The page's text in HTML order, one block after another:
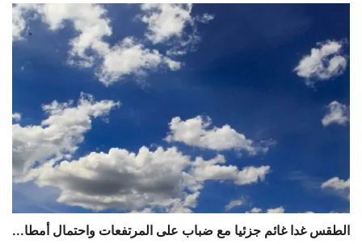
الطقس غدا غائم جزئيا مع ضباب على المرتفعات واحتمال أمطا...